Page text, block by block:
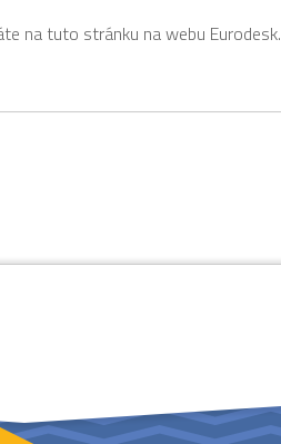
na tuto stránku na webu Eurodesk.